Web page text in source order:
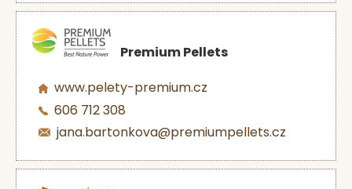
Premium Pellets
www.pelety-premium.cz
606 712 308
jana.bartonkova@premiumpellets.cz